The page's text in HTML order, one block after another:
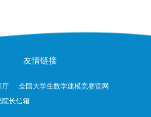
友情链接
厅
全国大学生数学建模竞赛官网
院长信箱